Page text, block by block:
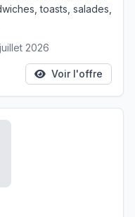
toasts, salades,
2026
Voir l'offre